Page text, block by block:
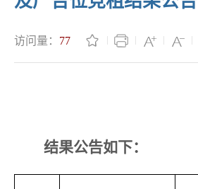
访问量： 77
结果公告如下：